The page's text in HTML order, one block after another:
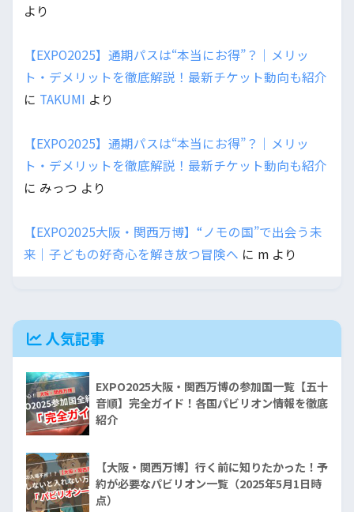
より
【EXPO2025】通期パスは“本当にお得”？｜メリッ
ト・デメリットを徹底解説！最新チケット動向も紹介
に TAKUMI より
【EXPO2025】通期パスは“本当にお得”？｜メリッ
ト・デメリットを徹底解説！最新チケット動向も紹介
に みっつ より
【EXPO2025大阪・関西万博】“ノモの国”で出会う未
来｜子どもの好奇心を解き放つ冒険へ に m より
人気記事
EXPO2025大阪・関西万博の参加国一覧【五十
音順】完全ガイド！各国パビリオン情報を徹底
紹介
【大阪・関西万博】行く前に知りたかった！予
約が必要なパビリオン一覧（2025年5月1日時
点）